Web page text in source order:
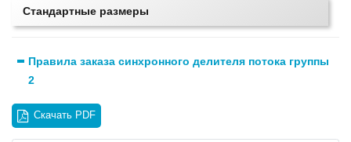
Стандартные размеры
Правила заказа синхронного делителя потока группы
2
Скачать PDF